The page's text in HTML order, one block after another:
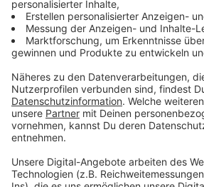
Anzeige
Gilt der Gratis-Test nur für
Risikogebieten?
Anzeige
Nein. Alle Urlaubsrückkehrer können
testen lassen. Zusätzlich gilt in